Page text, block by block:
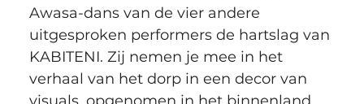
Awasa-dans van de vier andere
uitgesproken performers de hartslag van
KABITENI. Zij nemen je mee in het
verhaal van het dorp in een decor van